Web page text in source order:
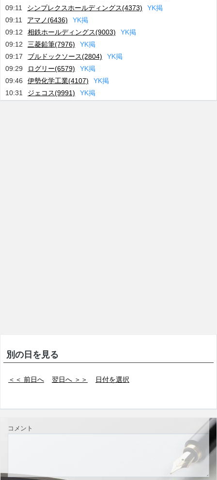
09:11
シンプレクスホールディングス(4373) YK掲
09:11
アマノ(6436) YK掲
09:12
相鉄ホールディングス(9003) YK掲
09:12
三菱鉛筆(7976) YK掲
09:17
ブルドックソース(2804) YK掲
09:29
ログリー(6579) YK掲
09:46
伊勢化学工業(4107) YK掲
10:31
ジェコス(9991) YK掲
別の日を見る
＜＜ 前日へ 翌日へ ＞＞ 日付を選択
コメント